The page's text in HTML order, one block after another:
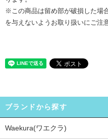
※この商品は留め部が破損した場
を与えないようお取り扱いにご注
ブランドから探す
Waekura(ワエクラ)